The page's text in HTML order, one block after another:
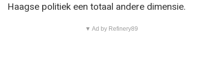
Haagse politiek een totaal andere dimensie.
▼ Ad by Refinery89